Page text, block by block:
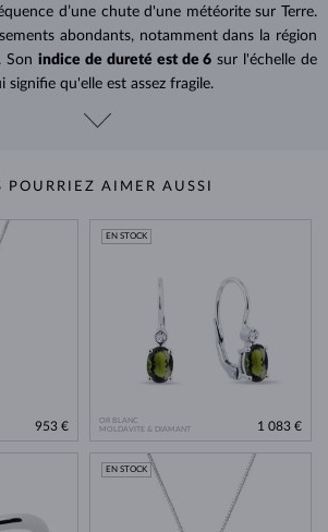
d’une chute d'une météorite sur Terre.
abondants, notamment dans la région
Son indice de dureté est de 6 sur l'échelle de
qu'elle est assez fragile.
POURRIEZ AIMER AUSSI
953 €
OR BLANC
MOLDAVITE & DIAMANT
EN STOCK
1 083 €
EN STOCK